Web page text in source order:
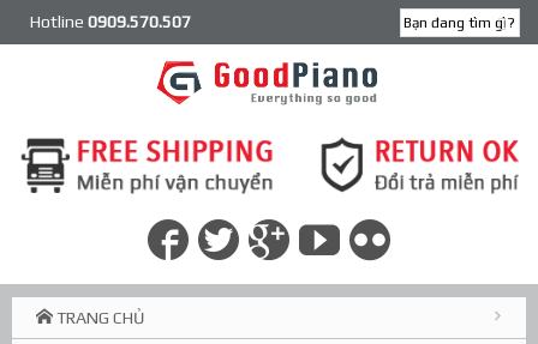
Hotline 0909.570.507
TRANG CHỦ